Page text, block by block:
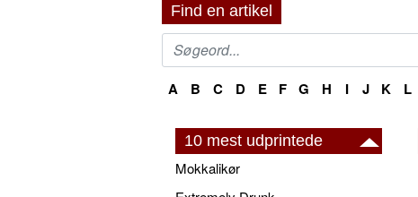
Find en artikel
A B C D E F G H I J K L
10 mest udprintede
Mokkalikør